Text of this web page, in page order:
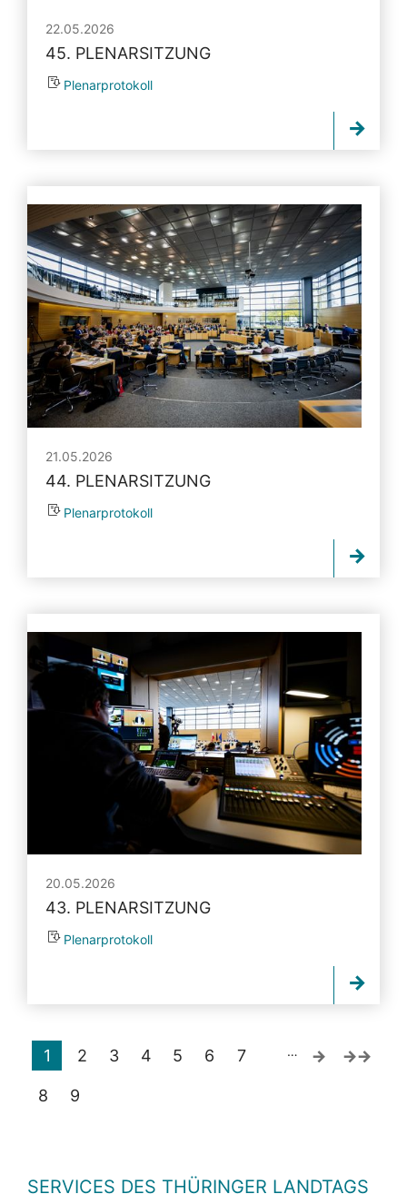
22.05.2026
45. PLENARSITZUNG
Plenarprotokoll
21.05.2026
44. PLENARSITZUNG
Plenarprotokoll
20.05.2026
43. PLENARSITZUNG
Plenarprotokoll
1 2 3 4 5 6 7
8 9
…
SERVICES DES THÜRINGER LANDTAGS